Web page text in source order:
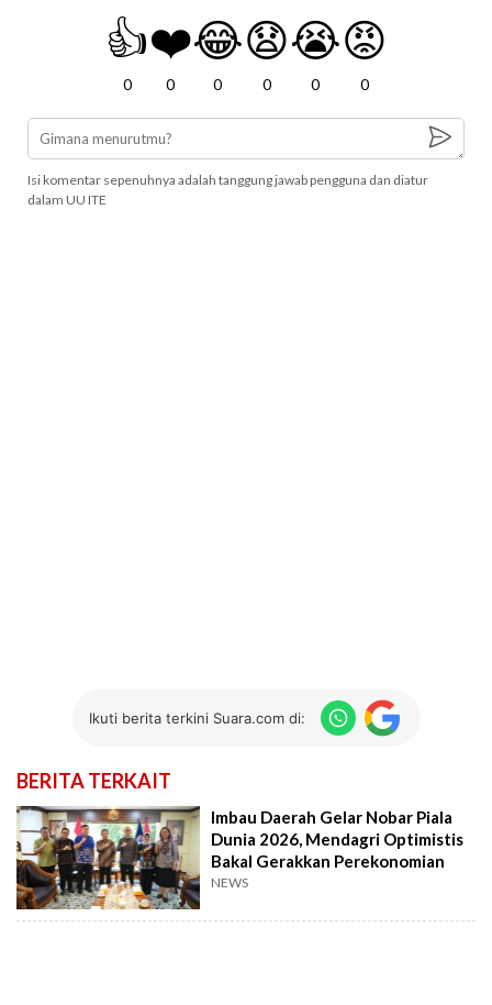
👍
0
❤️
0
😂
0
😧
0
😭
0
😡
0
Isi komentar sepenuhnya adalah tanggung jawab pengguna dan diatur
dalam UU ITE
Ikuti berita terkini Suara.com di:
BERITA TERKAIT
Imbau Daerah Gelar Nobar Piala
Dunia 2026, Mendagri Optimistis
Bakal Gerakkan Perekonomian
NEWS